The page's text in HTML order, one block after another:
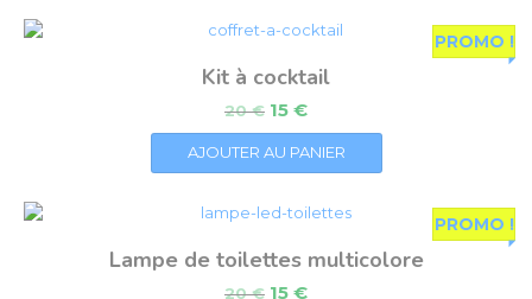
PROMO !
Kit à cocktail
20€ 15 €
AJOUTER AU PANIER
PROMO !
Lampe de toilettes multicolore
20€ 15 €